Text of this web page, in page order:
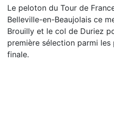
Le peloton du Tour de
Belleville-en-Beaujolais ce
Brouilly et le col de Duriez
première sélection parmi
finale.